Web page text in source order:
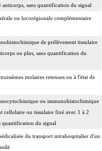
anticorps, sans quantification du signal
ou locorégionale complémentaire
de prélèvement tissulaire
ou plus, sans quantification du
molaires retenues ou à l'état de
ou immunohistochimique
cellulaire ou tissulaire fixé avec 1 à 2
quantification du signal
du transport intrahospitalier d'un